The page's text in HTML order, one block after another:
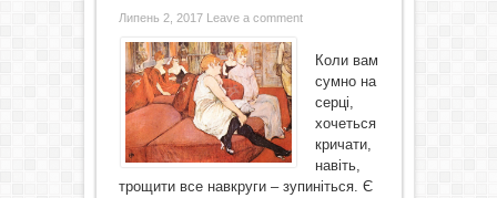
Липень 2, 2017 Leave a comment
Коли вам
сумно на
серці,
хочеться
кричати,
навіть,
трощити все навкруги – зупиніться. Є